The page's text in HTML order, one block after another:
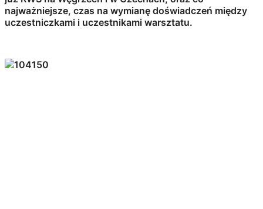
najważniejsze, czas na wymianę doświadczeń między
uczestniczkami i uczestnikami warsztatu.